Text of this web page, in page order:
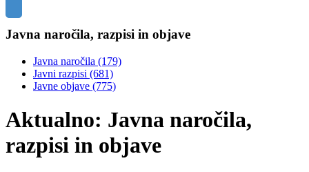
Javna naročila, razpisi in objave
Javna naročila (179)
Javni razpisi (681)
Javne objave (775)
Aktualno: Javna naročila,
razpisi in objave